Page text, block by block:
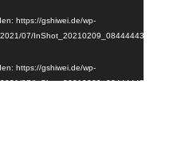
https://gshiwei.de/wp-
07/InShot_20210209_084444439.mp4?
https://gshiwei.de/wp-
07/InShot_20210209_084444439.mp4?